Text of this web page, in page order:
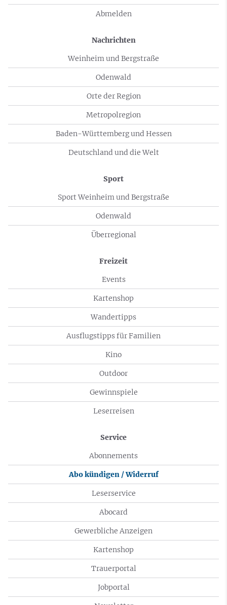
Abmelden
Nachrichten
Weinheim und Bergstraße
Odenwald
Orte der Region
Metropolregion
Baden-Württemberg und Hessen
Deutschland und die Welt
Sport
Sport Weinheim und Bergstraße
Odenwald
Überregional
Freizeit
Events
Kartenshop
Wandertipps
Ausflugstipps für Familien
Kino
Outdoor
Gewinnspiele
Leserreisen
Service
Abonnements
Abo kündigen / Widerruf
Leserservice
Abocard
Gewerbliche Anzeigen
Kartenshop
Trauerportal
Jobportal